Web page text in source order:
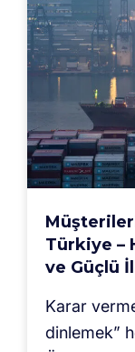
Türkiye –
ve Güçlü
Karar
dinlemek”